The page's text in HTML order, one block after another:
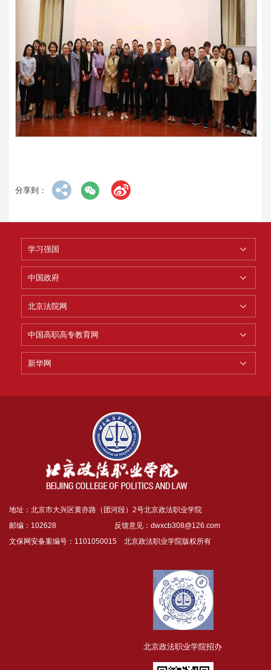
分享到：
学习强国
中国政府
北京法院网
中国高职高专教育网
新华网
地址：北京市大兴区黄亦路（团河段）2号北京政法职业学院
邮编：102628 反馈意见： dwxcb308@126.com
文保网安备案编号：1101050015 北京政法职业学院版权所有
北京政法职业学院招办